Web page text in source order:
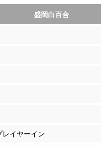
盛岡白百合
イヤーイン